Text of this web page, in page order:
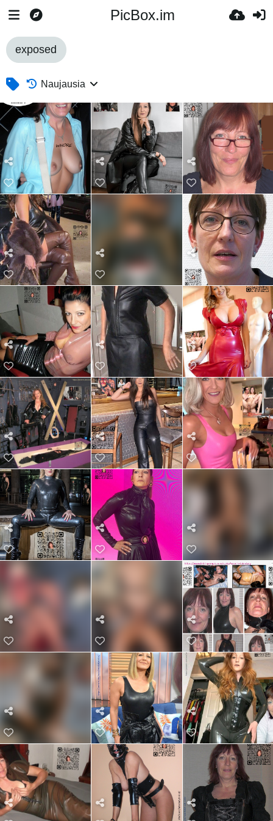
PicBox.im
exposed
Naujausia